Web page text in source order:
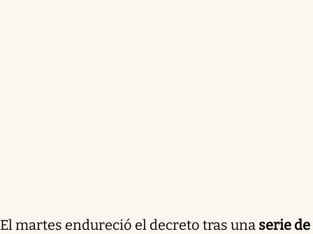
El martes endureció el decreto tras una serie de